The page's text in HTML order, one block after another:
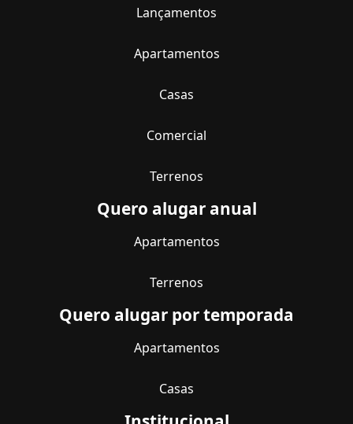
Lançamentos
Apartamentos
Casas
Comercial
Terrenos
Quero alugar anual
Apartamentos
Terrenos
Quero alugar por temporada
Apartamentos
Casas